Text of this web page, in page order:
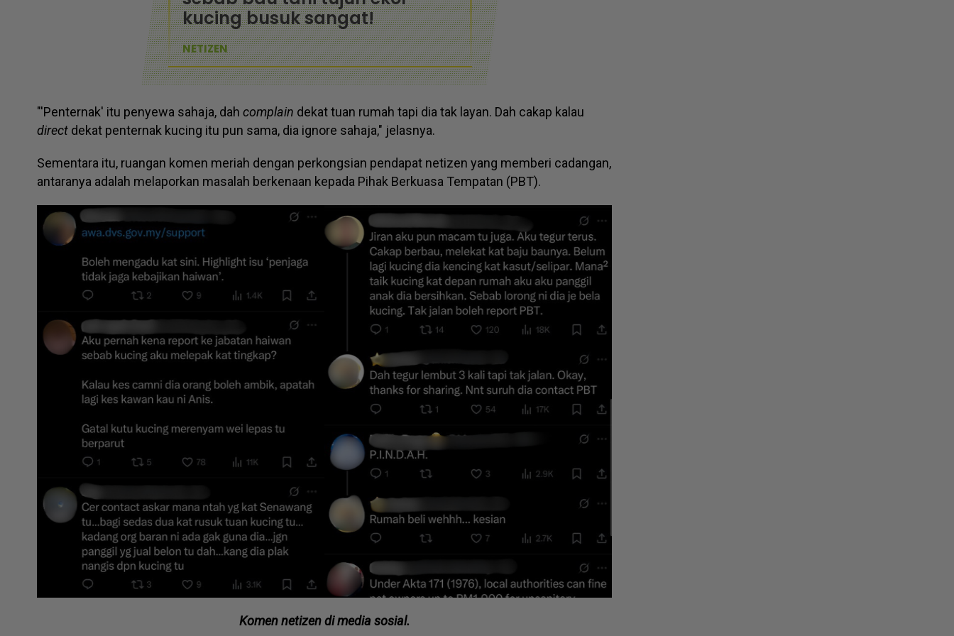
kucing busuk sangat!
NETIZEN
"'Penternak' itu penyewa sahaja, dah complain dekat tuan rumah tapi dia tak layan. Dah cakap kalau
direct dekat penternak kucing itu pun sama, dia ignore sahaja," jelasnya.
Sementara itu, ruangan komen meriah dengan perkongsian pendapat netizen yang memberi cadangan,
antaranya adalah melaporkan masalah berkenaan kepada Pihak Berkuasa Tempatan (PBT).
Komen netizen di media sosial.